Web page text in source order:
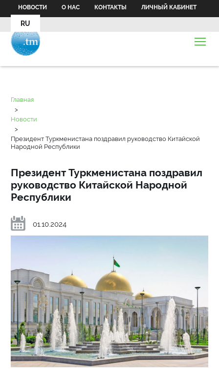
НОВОСТИ О НАС КОНТАКТЫ ЛИЧНЫЙ КАБИНЕТ
RU
Главная
>
Новости
>
Президент Туркменистана поздравил руководство Китайской
Народной Республики
Президент Туркменистана поздравил
руководство Китайской Народной
Республики
01.10.2024